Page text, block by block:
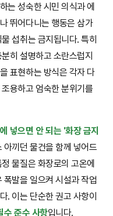
는 성숙한 시민 의식과 에
뛰어다니는 행동은 삼가
섭취는 금지됩니다. 특히
히 설명하고 소란스럽지
표현하는 방식은 각자 다
용하고 엄숙한 분위기를
넣으면 안 되는 '화장 금지
아끼던 물건을 함께 넣어드
물질은 화장로의 고온에
발을 일으켜 시설과 작업
. 이는 단순한 권고 사항이
수 준수 사항입니다.